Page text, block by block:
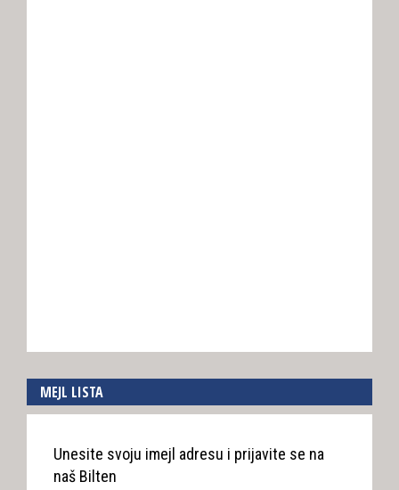
MEJL LISTA
Unesite svoju imejl adresu i prijavite se na
naš Bilten